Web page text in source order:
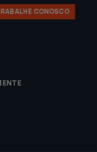
CONOSCO